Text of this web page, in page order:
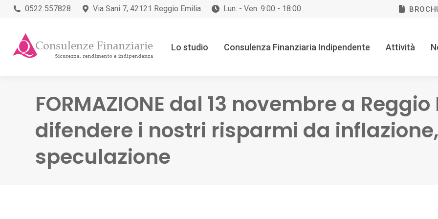
0522 557828 Via Sani 7, 42121 Reggio Emilia Lun. - Ven. 9:00 - 18:00
Lo studio Consulenza Finanziaria Indipendente Attività
FORMAZIONE dal 13 novembre a
difendere i nostri risparmi da
speculazione